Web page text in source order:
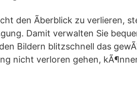
den Ãberblick zu verlieren,
Damit verwalten Sie
Bildern blitzschnell das
nicht verloren gehen,